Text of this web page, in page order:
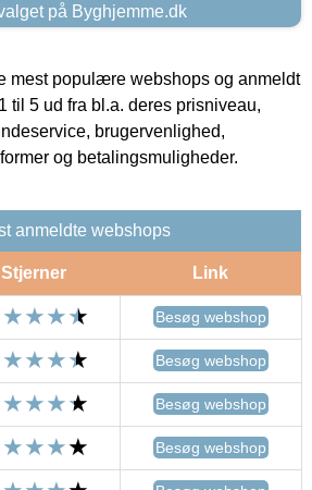
på Byghjemme.dk
mest populære webshops og anmeldt
til 5 ud fra bl.a. deres prisniveau,
brugervenlighed,
og betalingsmuligheder.
anmeldte webshops
Stjerner Link
Besøg webshop
Besøg webshop
Besøg webshop
Besøg webshop